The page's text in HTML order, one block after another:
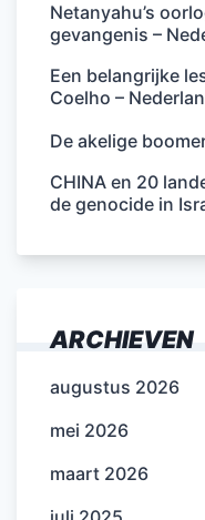
Netanyahu’s
gevangenis –
Een belangrijke
Coelho –
De akelige
CHINA en 20
de genocide in
ARCHIEVEN
augustus 2026
mei 2026
maart 2026